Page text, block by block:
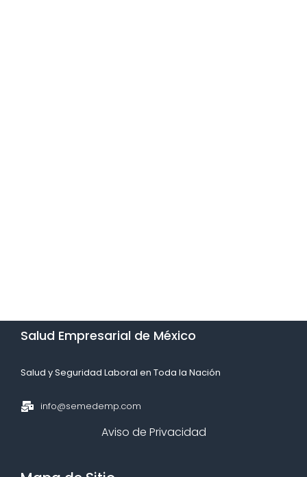
Salud Empresarial de México​
Salud y Seguridad Laboral en Toda la Nación​
info@semedemp.com
Aviso de Privacidad